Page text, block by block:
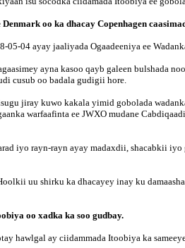
oo ka dhacay Copenhagen
04 ayay jaaliyada Ogaadeeniya ee
ayna kasoo qayb galeen bulshada
cusub oo badala gudigii hore.
jiray kuwo kakala yimid gobolada
warfaafinta ee JWXO mudane
iyo rayn-rayn ayay madaxdii, shacabkii
uu shirku ka dhacayey inay ku
oo xadka ka soo gudbay.
hawlgal ay ciidammada Itoobiya ka